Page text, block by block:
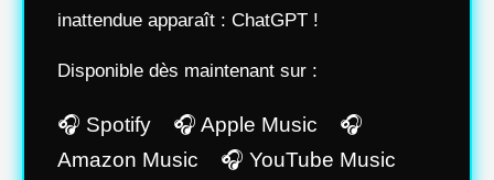
inattendue apparaît : ChatGPT !
Disponible dès maintenant sur :
🎧 Spotify 🎧 Apple Music 🎧
Amazon Music 🎧 YouTube Music